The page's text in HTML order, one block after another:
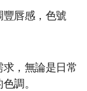
唇感，色號
，無論是日常
調。